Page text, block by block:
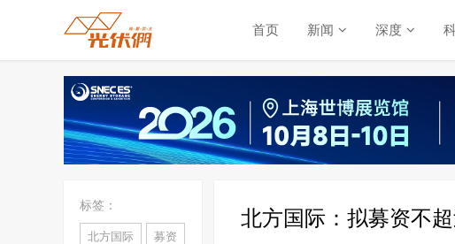
首页 新闻 深度
标签：
北方国际 募资
北方国际：拟募资不